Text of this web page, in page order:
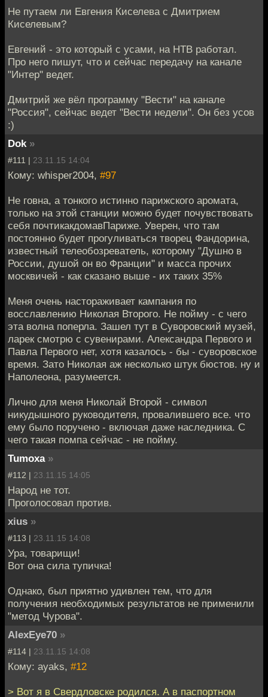
Не путаем ли Евгения Киселева с Дмитрием
Киселевым?
Евгений - это который с усами, на НТВ работал.
Про него пишут, что и сейчас передачу на канале
"Интер" ведет.
Дмитрий же вёл программу "Вести" на канале
"Россия", сейчас ведет "Вести недели". Он без усов
:)
Dok »
#111 | 23.11.15 14:04
Кому: whisper2004, #97
Не говна, а тонкого истинно парижского аромата,
только на этой станции можно будет почувствовать
себя почтикакдомавПариже. Уверен, что там
постоянно будет прогуливаться творец Фандорина,
известный телеобозреватель, которому "Душно в
России, душой он во Франции" и масса прочих
москвичей - как сказано выше - их таких 35%
Меня очень настораживает кампания по
восславлению Николая Второго. Не пойму - с чего
эта волна поперла. Зашел тут в Суворовский музей,
ларек смотрю с сувенирами. Александра Первого и
Павла Первого нет, хотя казалось - бы - суворовское
время. Зато Николая аж несколько штук бюстов. ну и
Наполеона, разумеется.
Лично для меня Николай Второй - символ
никудышного руководителя, провалившего все. что
ему было поручено - включая даже наследника. С
чего такая помпа сейчас - не пойму.
Tumoxa »
#112 | 23.11.15 14:05
Народ не тот.
Проголосовал против.
xius »
#113 | 23.11.15 14:08
Ура, товарищи!
Вот она сила тупичка!
Однако, был приятно удивлен тем, что для
получения необходимых результатов не применили
"метод Чурова".
AlexEye70 »
#114 | 23.11.15 14:08
Кому: ayaks, #12
> Вот я в Свердловске родился. А в паспортном